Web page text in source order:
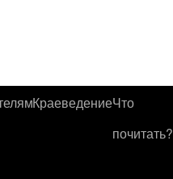
КраеведениеЧто
почитать?